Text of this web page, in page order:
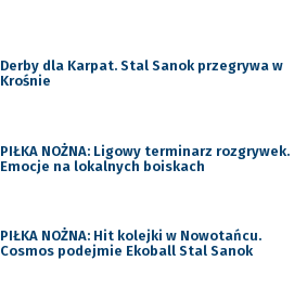
Derby dla Karpat. Stal Sanok przegrywa w
Krośnie
PIŁKA NOŻNA: Ligowy terminarz rozgrywek.
Emocje na lokalnych boiskach
PIŁKA NOŻNA: Hit kolejki w Nowotańcu.
Cosmos podejmie Ekoball Stal Sanok